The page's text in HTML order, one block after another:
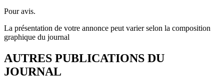
Pour avis.
La présentation de votre annonce peut varier selon la composition
graphique du journal
AUTRES PUBLICATIONS DU
JOURNAL